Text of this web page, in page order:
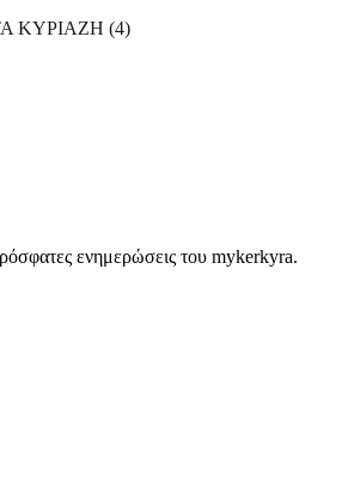
ενημερώσεις του mykerkyra.